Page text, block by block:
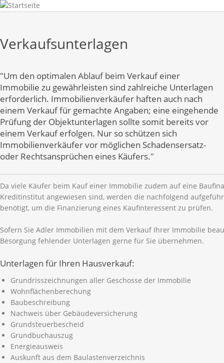
Verkaufsunterlagen
"Um den optimalen Ablauf beim Verkauf einer
Immobilie zu gewährleisten sind zahlreiche Unterlagen
erforderlich. Immobilienverkäufer haften auch nach
einem Verkauf für gemachte Angaben; eine eingehende
Prüfung der Objektunterlagen sollte somit bereits vor
einem Verkauf erfolgen. Nur so schützen sich
Immobilienverkäufer vor möglichen Schadensersatz-
oder Rechtsansprüchen eines Käufers."
Da viele Käufer beim Kauf einer Immobilie zudem auf eine
Kreditinstitut angewiesen sind, werden die nachfolgend
benötigt, um die Finanzierung eines Kaufinteressent zu prüfen.
Sofern Sie Adler Immobilien mit dem Verkauf Ihrer Immobilie
Besorgung fehlender Unterlagen gerne für Sie übernehmen.
Unterlagen für Ihren Hausverkauf:
Grundrisszeichnungen aller Geschosse der Immobilie
Wohnflächenberechung
Baubeschreibung
Nachweis über Gebäudeversicherung
Grundsteuerbescheid
Grundbuchauszug
Energieausweis
Auskunft aus dem Baulastenverzeichnis